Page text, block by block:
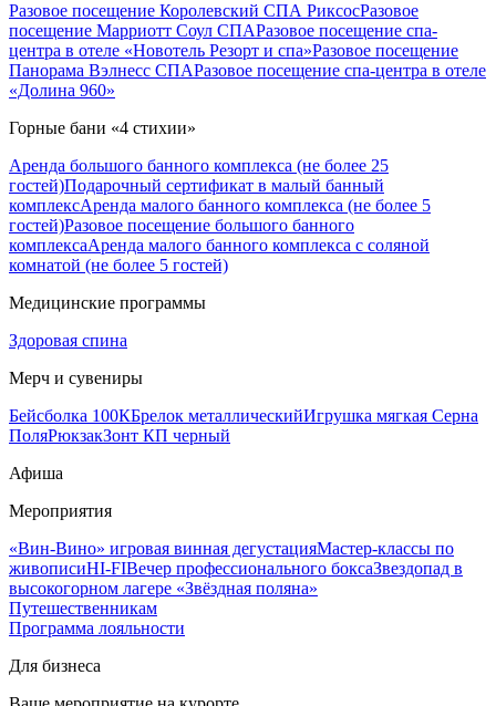
Разовое посещение Королевский СПА РиксосРазовое
посещение Марриотт Соул СПАРазовое посещение спа-
центра в отеле «Новотель Резорт и спа»Разовое посещение
Панорама Вэлнесс СПАРазовое посещение спа-центра в отеле
«Долина 960»
Горные бани «4 стихии»
Аренда большого банного комплекса (не более 25
гостей)Подарочный сертификат в малый банный
комплексАренда малого банного комплекса (не более 5
гостей)Разовое посещение большого банного
комплексаАренда малого банного комплекса с соляной
комнатой (не более 5 гостей)
Медицинские программы
Здоровая спина
Мерч и сувениры
Бейсболка 100КБрелок металлическийИгрушка мягкая Серна
ПоляРюкзакЗонт КП черный
Афиша
Мероприятия
«Вин-Вино» игровая винная дегустацияМастер-классы по
живописиHI-FIВечер профессионального боксаЗвездопад в
высокогорном лагере «Звёздная поляна»
Путешественникам
Программа лояльности
Для бизнеса